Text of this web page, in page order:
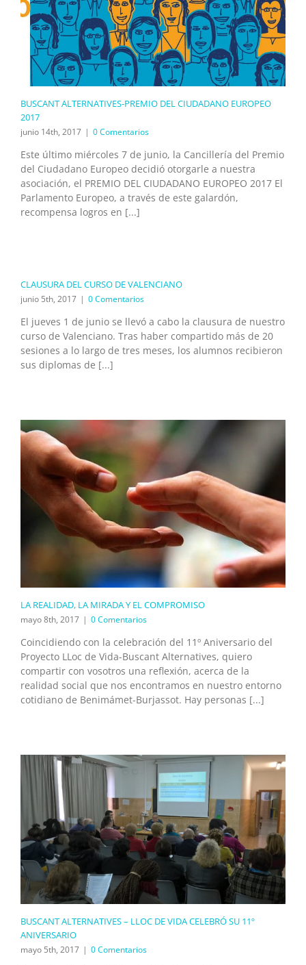
BUSCANT ALTERNATIVES-PREMIO DEL CIUDADANO EUROPEO
2017
junio 14th, 2017 | 0 Comentarios
Este último miércoles 7 de junio, la Cancillería del Premio
del Ciudadano Europeo decidió otorgarle a nuestra
asociación, el PREMIO DEL CIUDADANO EUROPEO 2017 El
Parlamento Europeo, a través de este galardón,
recompensa logros en [...]
CLAUSURA DEL CURSO DE VALENCIANO
junio 5th, 2017 | 0 Comentarios
El jueves 1 de junio se llevó a cabo la clausura de nuestro
curso de Valenciano. Tras haber compartido más de 20
sesiones a lo largo de tres meses, los alumnos recibieron
sus diplomas de [...]
LA REALIDAD, LA MIRADA Y EL COMPROMISO
mayo 8th, 2017 | 0 Comentarios
Coincidiendo con la celebración del 11º Aniversario del
Proyecto LLoc de Vida-Buscant Alternatives, quiero
compartir con vosotros una reflexión, acerca de la
realidad social que nos encontramos en nuestro entorno
cotidiano de Benimámet-Burjassot. Hay personas [...]
BUSCANT ALTERNATIVES – LLOC DE VIDA CELEBRÓ SU 11º
ANIVERSARIO
mayo 5th, 2017 | 0 Comentarios